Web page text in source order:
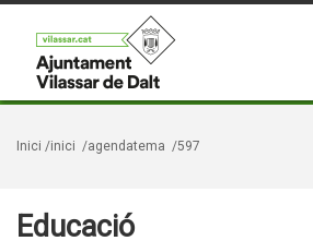
Inici /inici /agendatema /597
Educació